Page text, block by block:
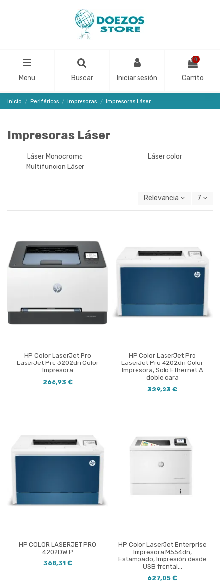
Menu Buscar Iniciar sesión
0
Carrito
Inicio Periféricos Impresoras Impresoras Láser
Impresoras Láser
Láser Monocromo
Láser color
Multifuncion Láser
Relevancia 7
HP Color LaserJet Pro
LaserJet Pro 3202dn Color
Impresora
266,93 €
HP Color LaserJet Pro
LaserJet Pro 4202dn Color
Impresora, Solo Ethernet A
doble cara
329,23 €
HP COLOR LASERJET PRO
4202DW P
368,31 €
HP Color LaserJet Enterprise
Impresora M554dn,
Estampado, Impresión desde
USB frontal...
627,05 €